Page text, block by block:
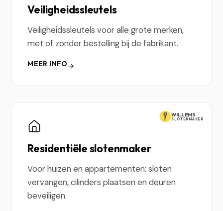
Veiligheidssleutels
Veiligheidssleutels voor alle grote merken,
met of zonder bestelling bij de fabrikant.
MEER INFO
WILLEMS
SLOTENMAKER
Residentiële slotenmaker
Voor huizen en appartementen: sloten
vervangen, cilinders plaatsen en deuren
beveiligen.